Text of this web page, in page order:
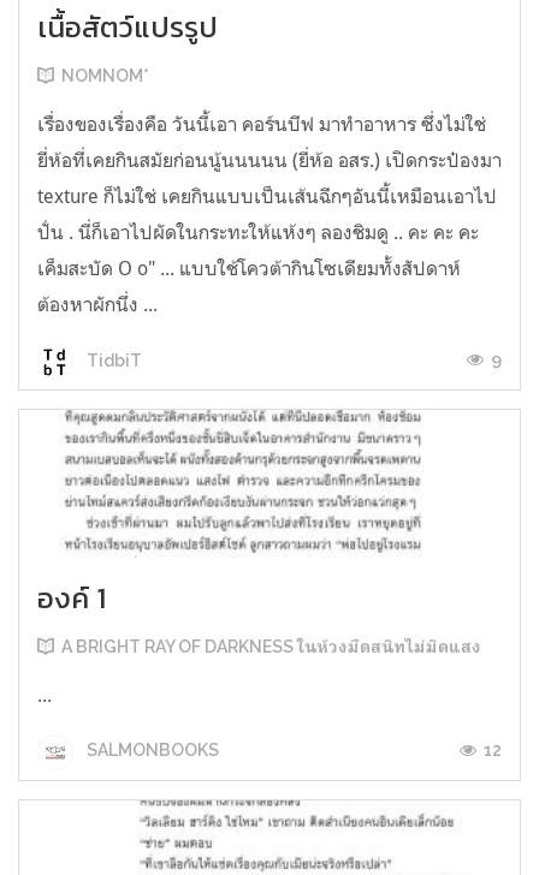
เนื้อสัตว์แปรรูป
NOMNOM*
เรื่องของเรื่องคือ วันนี้เอา คอร์นบีฟ มาทำอาหาร ซึ่งไม่ใช่
ยี่ห้อที่เคยกินสมัยก่อนนู้นนนนน (ยี่ห้อ อสร.) เปิดกระป๋องมา
texture ก็ไม่ใช่ เคยกินแบบเป็นเส้นฉีกๆอันนี้เหมือนเอาไป
ปั่น . นี่ก็เอาไปผัดในกระทะให้แห้งๆ ลองชิมดู .. คะ คะ คะ
เค็มสะบัด O o" ... แบบใช้โควต้ากินโซเดียมทั้งสัปดาห์
ต้องหาผักนึ่ง ...
TidbiT 9
องค์ 1
A BRIGHT RAY OF DARKNESS ในห้วงมืดสนิทไม่มิดแสง
...
SALMONBOOKS 12